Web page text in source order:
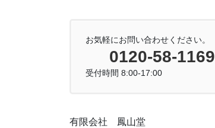
お気軽にお問い合わせください。
0120-58-1169
受付時間 8:00-17:00
有限会社 鳳山堂